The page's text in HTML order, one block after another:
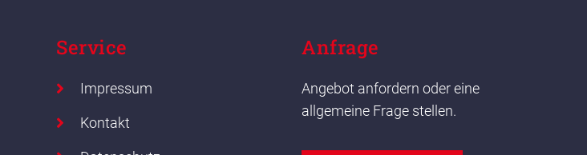
Service
Impressum
Kontakt
Anfrage
Angebot anfordern oder eine
allgemeine Frage stellen.